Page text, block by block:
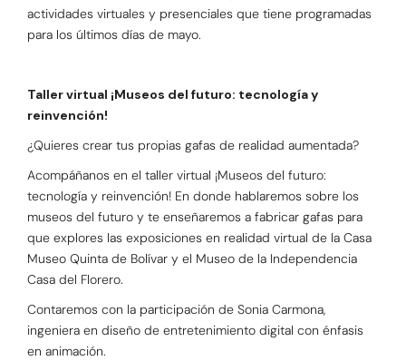
actividades virtuales y presenciales que tiene programadas
para los últimos días de mayo.
Taller virtual ¡Museos del futuro: tecnología y
reinvención!
¿Quieres crear tus propias gafas de realidad aumentada?
Acompáñanos en el taller virtual ¡Museos del futuro:
tecnología y reinvención! En donde hablaremos sobre los
museos del futuro y te enseñaremos a fabricar gafas para
que explores las exposiciones en realidad virtual de la Casa
Museo Quinta de Bolívar y el Museo de la Independencia
Casa del Florero.
Contaremos con la participación de Sonia Carmona,
ingeniera en diseño de entretenimiento digital con énfasis
en animación.